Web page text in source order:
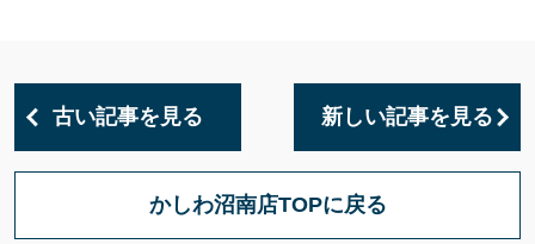
古い記事を見る 新しい記事を見る
かしわ沼南店TOPに戻る